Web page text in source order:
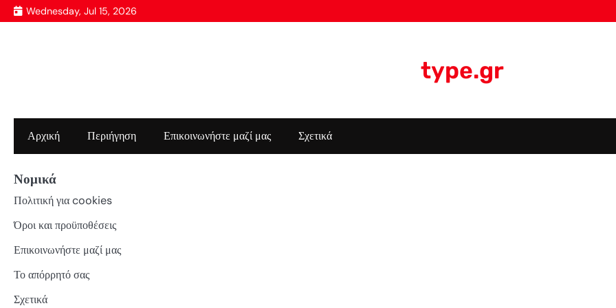
Skip
to
Wednesday, Jul 15, 2026
type.gr
Αρχική Περιήγηση Επικοινωνήστε μαζί μας Σχετικά
Νομικά
Πολιτική για cookies
Όροι και προϋποθέσεις
Επικοινωνήστε μαζί μας
Το απόρρητό σας
Σχετικά